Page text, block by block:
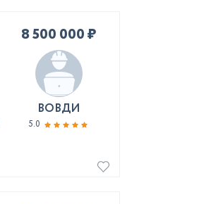
8 500 000 ₽
ВОВДИ
5.0